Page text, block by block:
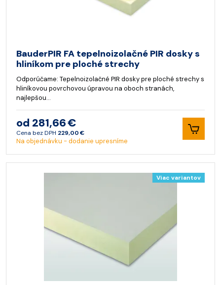
BauderPIR FA tepelnoizolačné PIR dosky s
hliníkom pre ploché strechy
Odporúčame: Tepelnoizolačné PIR dosky pre ploché strechy s
hliníkovou povrchovou úpravou na oboch stranách,
najlepšou…
od 281,66 €
Cena bez DPH 229,00 €
Na objednávku - dodanie upresníme
Viac variantov